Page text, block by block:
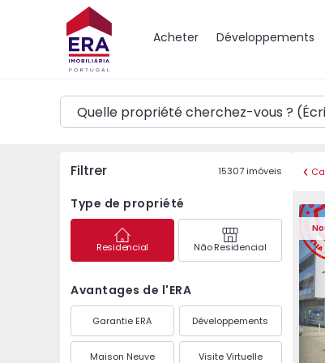
Acheter Développements
Carte
Filtrer 15307imóveis
Type de propriété
Residencial Não Residencial
Avantages de l'ERA
Garantie ERA Développements
Maison Neuve Visite Virtuelle